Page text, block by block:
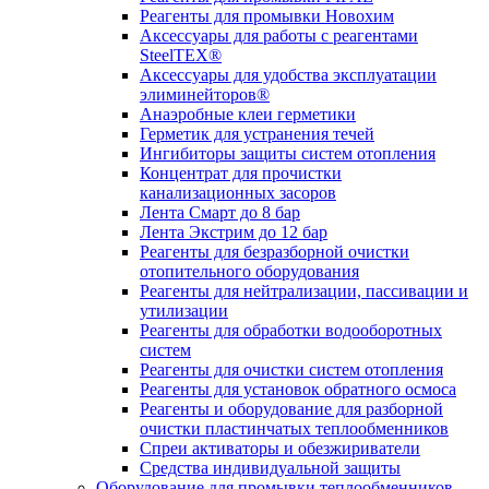
Реагенты для промывки Новохим
Аксессуары для работы с реагентами
SteelTEX®
Аксессуары для удобства эксплуатации
элиминейторов®
Анаэробные клеи герметики
Герметик для устранения течей
Ингибиторы защиты систем отопления
Концентрат для прочистки
канализационных засоров
Лента Смарт до 8 бар
Лента Экстрим до 12 бар
Реагенты для безразборной очистки
отопительного оборудования
Реагенты для нейтрализации, пассивации и
утилизации
Реагенты для обработки водооборотных
систем
Реагенты для очистки систем отопления
Реагенты для установок обратного осмоса
Реагенты и оборудование для разборной
очистки пластинчатых теплообменников
Спреи активаторы и обезжириватели
Средства индивидуальной защиты